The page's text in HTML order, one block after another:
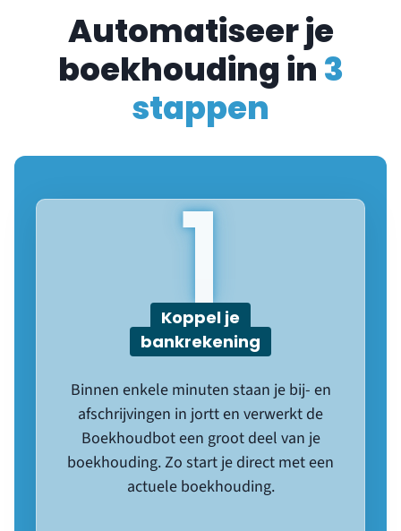
Automatiseer je
boekhouding in3
stappen
1
Koppel je
bankrekening
Binnen enkele minuten staan je bij- en
afschrijvingen in jortt en verwerkt de
Boekhoudbot een groot deel van je
boekhouding. Zo start je direct met een
actuele boekhouding.